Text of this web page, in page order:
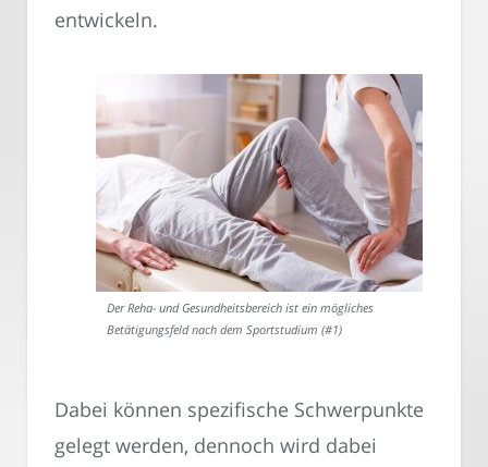
entwickeln.
Der Reha- und Gesundheitsbereich ist ein mögliches
Betätigungsfeld nach dem Sportstudium (#1)
Dabei können spezifische Schwerpunkte
gelegt werden, dennoch wird dabei